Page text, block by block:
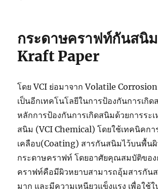
กระดาษคราฟท์กันสนิ
Kraft Paper
โดย VCI ย่อมาจาก Volatile
เป็นอีกเทคโนโลยีในการป้องกันการเกิด
หลักการป้องกันการเกิดสนิมด้วยการระ
สนิม (VCI Chemical) โดยใช้เทคนิคกา
เคลือบ(Coating) สารกันสนิมไว้บนพื้น
กระดาษคราฟท์ โดยอาศัยคุณสมบัติของ
คราฟท์คือมีผิวหยาบสามารถอุ้มสารกัน
มาก และมีความเหนียวแข็งแรง เพื่อใช้